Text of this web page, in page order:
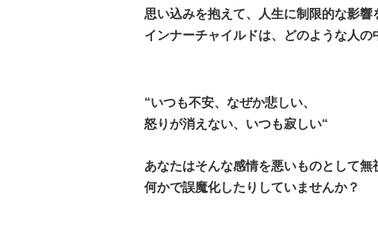
思い込みを抱えて、人生に制限的な影響
インナーチャイルドは、どのような人の
“いつも不安、なぜか悲しい、
怒りが消えない、いつも寂しい“
あなたはそんな感情を悪いものとして無
何かで誤魔化したりしていませんか？